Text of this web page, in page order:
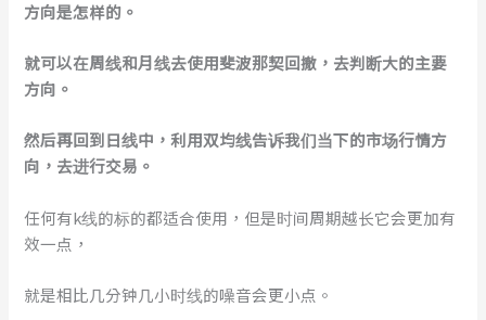
方向是怎样的。
就可以在周线和月线去使用斐波那契回撤，去判断大的主要
方向。
然后再回到日线中，利用双均线告诉我们当下的市场行情方
向，去进行交易。
任何有k线的标的都适合使用，但是时间周期越长它会更加有
效一点，
就是相比几分钟几小时线的噪音会更小点。